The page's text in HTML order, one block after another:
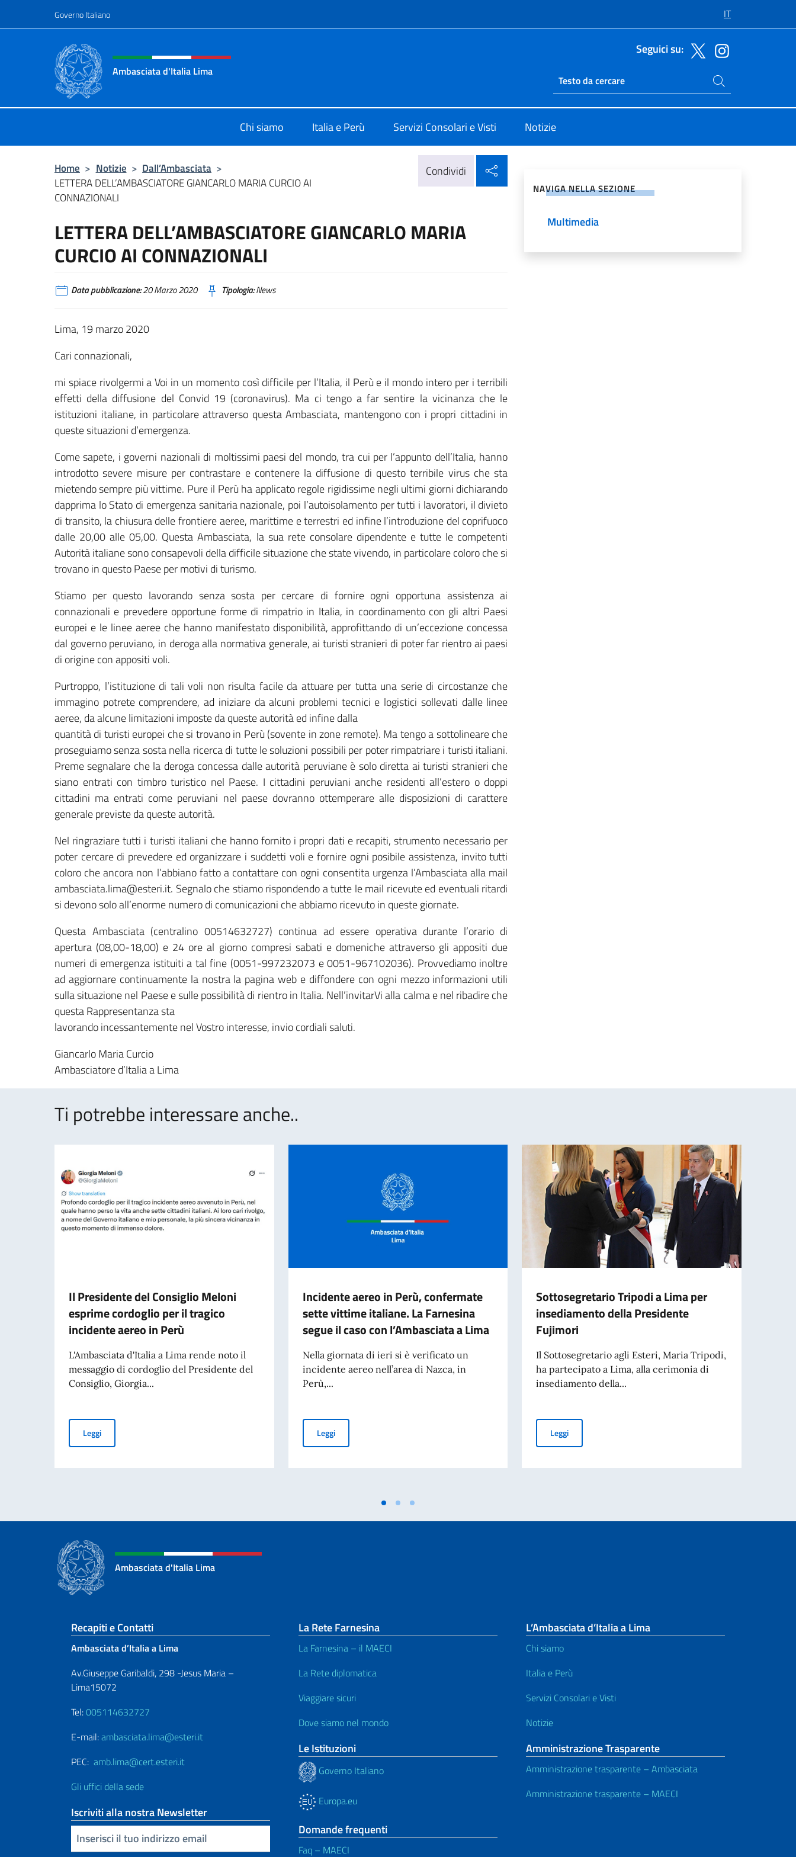
Governo Italiano IT
Intestazione sito, social e menù
Ambasciata d'Italia Lima
Seguici su:
Ricerca sito live
Cerca nel sito
Chi siamo Italia e Perù Servizi Consolari e Visti Notizie
Home > Notizie > Dall’Ambasciata >
LETTERA DELL’AMBASCIATORE GIANCARLO MARIA CURCIO AI
CONNAZIONALI
Condividi
LETTERA DELL’AMBASCIATORE GIANCARLO MARIA
CURCIO AI CONNAZIONALI
Data pubblicazione:20 Marzo 2020 Tipologia:News
Lima, 19 marzo 2020
Cari connazionali,
mi spiace rivolgermi a Voi in un momento così difficile per l’Italia, il Perù e il mondo intero per i terribili
effetti della diffusione del Convid 19 (coronavirus). Ma ci tengo a far sentire la vicinanza che le
istituzioni italiane, in particolare attraverso questa Ambasciata, mantengono con i propri cittadini in
queste situazioni d’emergenza.
Come sapete, i governi nazionali di moltissimi paesi del mondo, tra cui per l’appunto dell’Italia, hanno
introdotto severe misure per contrastare e contenere la diffusione di questo terribile virus che sta
mietendo sempre più vittime. Pure il Perù ha applicato regole rigidissime negli ultimi giorni dichiarando
dapprima lo Stato di emergenza sanitaria nazionale, poi l’autoisolamento per tutti i lavoratori, il divieto
di transito, la chiusura delle frontiere aeree, marittime e terrestri ed infine l’introduzione del coprifuoco
dalle 20,00 alle 05,00. Questa Ambasciata, la sua rete consolare dipendente e tutte le competenti
Autorità italiane sono consapevoli della difficile situazione che state vivendo, in particolare coloro che si
trovano in questo Paese per motivi di turismo.
Stiamo per questo lavorando senza sosta per cercare di fornire ogni opportuna assistenza ai
connazionali e prevedere opportune forme di rimpatrio in Italia, in coordinamento con gli altri Paesi
europei e le linee aeree che hanno manifestato disponibilità, approfittando di un’eccezione concessa
dal governo peruviano, in deroga alla normativa generale, ai turisti stranieri di poter far rientro ai paesi
di origine con appositi voli.
Purtroppo, l’istituzione di tali voli non risulta facile da attuare per tutta una serie di circostanze che
immagino potrete comprendere, ad iniziare da alcuni problemi tecnici e logistici sollevati dalle linee
aeree, da alcune limitazioni imposte da queste autorità ed infine dalla
quantità di turisti europei che si trovano in Perù (sovente in zone remote). Ma tengo a sottolineare che
proseguiamo senza sosta nella ricerca di tutte le soluzioni possibili per poter rimpatriare i turisti italiani.
Preme segnalare che la deroga concessa dalle autorità peruviane è solo diretta ai turisti stranieri che
siano entrati con timbro turistico nel Paese. I cittadini peruviani anche residenti all’estero o doppi
cittadini ma entrati come peruviani nel paese dovranno ottemperare alle disposizioni di carattere
generale previste da queste autorità.
Nel ringraziare tutti i turisti italiani che hanno fornito i propri dati e recapiti, strumento necessario per
poter cercare di prevedere ed organizzare i suddetti voli e fornire ogni posibile assistenza, invito tutti
coloro che ancora non l’abbiano fatto a contattare con ogni consentita urgenza l’Ambasciata alla mail
ambasciata.lima@esteri.it. Segnalo che stiamo rispondendo a tutte le mail ricevute ed eventuali ritardi
si devono solo all’enorme numero di comunicazioni che abbiamo ricevuto in queste giornate.
Questa Ambasciata (centralino 00514632727) continua ad essere operativa durante l’orario di
apertura (08,00-18,00) e 24 ore al giorno compresi sabati e domeniche attraverso gli appositi due
numeri di emergenza istituiti a tal fine (0051-997232073 e 0051-967102036). Provvediamo inoltre
ad aggiornare continuamente la nostra la pagina web e diffondere con ogni mezzo informazioni utili
sulla situazione nel Paese e sulle possibilità di rientro in Italia. Nell’invitarVi alla calma e nel ribadire che
questa Rappresentanza sta
lavorando incessantemente nel Vostro interesse, invio cordiali saluti.
Giancarlo Maria Curcio
Ambasciatore d’Italia a Lima
NAVIGA NELLA SEZIONE
Multimedia
Ti potrebbe interessare anche..
Il Presidente del Consiglio Meloni
esprime cordoglio per il tragico
incidente aereo in Perù
L'Ambasciata d'Italia a Lima rende noto il
messaggio di cordoglio del Presidente del
Consiglio, Giorgia...
LeggiIl Presidente del Consiglio Meloni esprime cordoglio per il tragico incidente aereo in Perù
Incidente aereo in Perù, confermate
sette vittime italiane. La Farnesina
segue il caso con l’Ambasciata a Lima
Nella giornata di ieri si è verificato un
incidente aereo nell’area di Nazca, in
Perù,...
LeggiIncidente aereo in Perù, confermate sette vittime italiane. La Farnesina segue il caso con l’Ambasciata a Lima
Sottosegretario Tripodi a Lima per
insediamento della Presidente
Fujimori
Il Sottosegretario agli Esteri, Maria Tripodi,
ha partecipato a Lima, alla cerimonia di
insediamento della...
LeggiSottosegretario Tripodi a Lima per insediamento della
Ambasciata d'Italia Lima
Sezione footer
Recapiti e Contatti
Ambasciata d’Italia a Lima
Av.Giuseppe Garibaldi, 298 -Jesus Maria –
Lima15072
Tel:005114632727
E-mail:ambasciata.lima@esteri.it
PEC: amb.lima@cert.esteri.it
Gli uffici della sede
Iscriviti alla nostra Newsletter
Inserisci la tua email
La Rete Farnesina
La Farnesina – il MAECI
La Rete diplomatica
Viaggiare sicuri
Dove siamo nel mondo
Le Istituzioni
Governo Italiano
Europa.eu
Domande frequenti
Faq – MAECI
L’Ambasciata d’Italia a Lima
Chi siamo
Italia e Perù
Servizi Consolari e Visti
Notizie
Amministrazione Trasparente
Amministrazione trasparente – Ambasciata
Amministrazione trasparente – MAECI